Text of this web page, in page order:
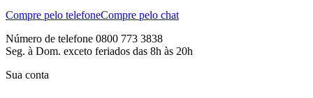
Compre pelo telefoneCompre pelo chat
Número de telefone 0800 773 3838
Seg. à Dom. exceto feriados das 8h às 20h
Sua conta